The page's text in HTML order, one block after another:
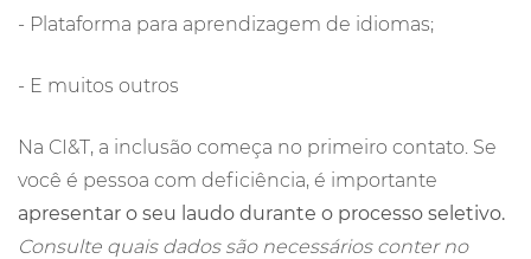
- Plataforma para aprendizagem de idiomas;
- E muitos outros
Na CI&T, a inclusão começa no primeiro contato. Se
você é pessoa com deficiência, é importante
apresentar o seu laudo durante o processo seletivo.
Consulte quais dados são necessários conter no